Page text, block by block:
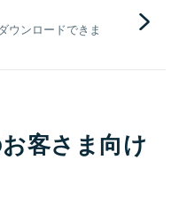
ウンロードできま
客さま向け